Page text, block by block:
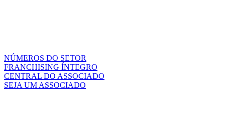
NÚMEROS DO SETOR
FRANCHISING ÍNTEGRO
CENTRAL DO ASSOCIADO
SEJA UM ASSOCIADO